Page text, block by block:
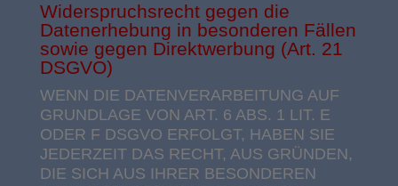
Widerspruchsrecht gegen die
Datenerhebung in besonderen Fällen
sowie gegen Direktwerbung (Art. 21
DSGVO)
WENN DIE DATENVERARBEITUNG AUF
GRUNDLAGE VON ART. 6 ABS. 1 LIT. E
ODER F DSGVO ERFOLGT, HABEN SIE
JEDERZEIT DAS RECHT, AUS GRÜNDEN,
DIE SICH AUS IHRER BESONDEREN